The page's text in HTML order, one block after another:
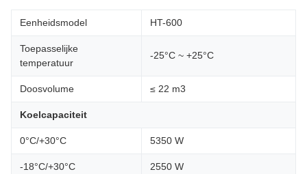
Eenheidsmodel HT-600
Toepasselijke
temperatuur
-25°C ~ +25°C
Doosvolume ≤ 22 m3
Koelcapaciteit
0°C/+30°C 5350 W
-18°C/+30°C 2550 W